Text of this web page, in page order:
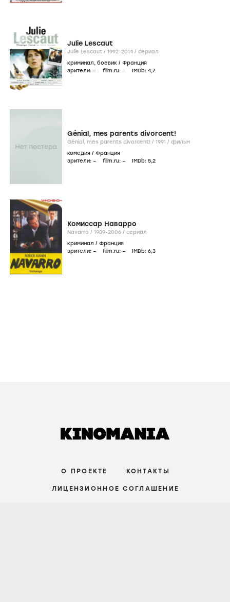
Julie Lescaut
Julie Lescaut / 1992-2014 / сериал
криминал, боевик / Франция
зрители: – film.ru: – IMDb: 4,7
Génial, mes parents divorcent!
Génial, mes parents divorcent! / 1991 / фильм
комедия / Франция
зрители: – film.ru: – IMDb: 5,2
Комиссар Наварро
Navarro / 1989-2006 / сериал
криминал / Франция
зрители: – film.ru: – IMDb: 6,3
О ПРОЕКТЕ КОНТАКТЫ
ЛИЦЕНЗИОННОЕ СОГЛАШЕНИЕ